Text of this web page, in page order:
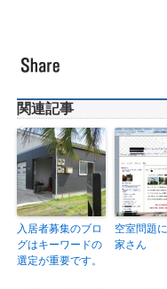
関連記事
入居者募集のブロ
グはキーワードの
選定が重要です。
空室問題
家さん